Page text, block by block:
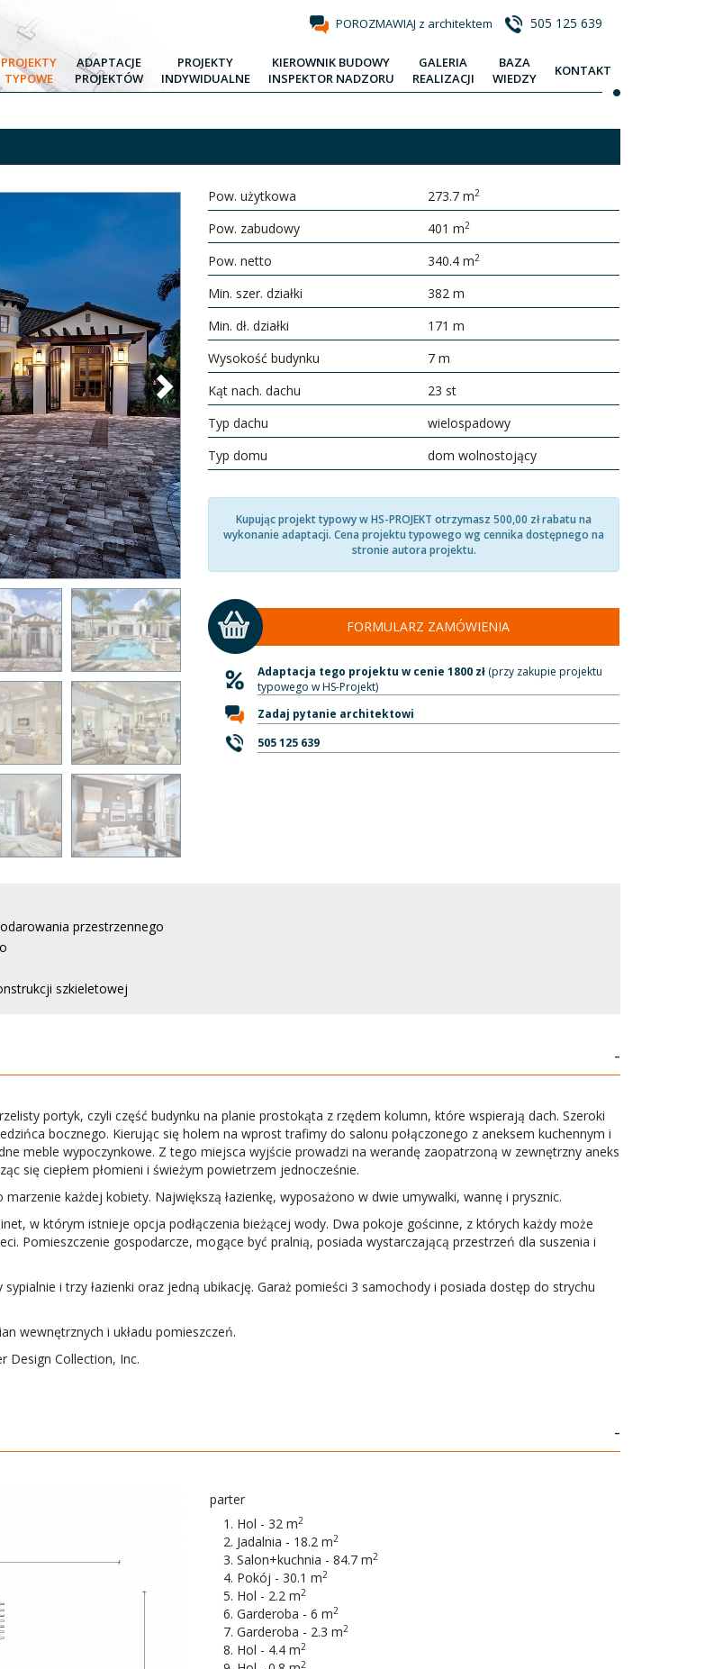
POROZMAWIAJ z architektem 505 125 639
PROJEKTY
TYPOWE
ADAPTACJE
PROJEKTÓW
PROJEKTY
INDYWIDUALNE
KIEROWNIK BUDOWY
INSPEKTOR NADZORU
GALERIA
REALIZACJI
BAZA
WIEDZY
KONTAKT
Next
Pow. użytkowa 273.7 m2
Pow. zabudowy 401 m2
Pow. netto 340.4 m2
Min. szer. działki
382 m
Min. dł. działki
171 m
Wysokość budynku
7 m
Kąt nach. dachu
23 st
Typ dachu
wielospadowy
Typ domu
dom wolnostojący
Kupując projekt typowy w HS-PROJEKT otrzymasz 500,00 zł rabatu na
wykonanie adaptacji. Cena projektu typowego wg cennika dostępnego na
stronie autora projektu.
FORMULARZ ZAMÓWIENIA
Adaptacja tego projektu w cenie 1800 zł(przy zakupie projektu
typowego w HS-Projekt)
Zadaj pytanie architektowi
505 125 639
przestrzennego
szkieletowej
-
portyk, czyli część budynku na planie prostokąta z rzędem kolumn, które wspierają dach. Szeroki
bocznego. Kierując się holem na wprost trafimy do salonu połączonego z aneksem kuchennym i
meble wypoczynkowe. Z tego miejsca wyjście prowadzi na werandę zaopatrzoną w zewnętrzny aneks
się ciepłem płomieni i świeżym powietrzem jednocześnie.
każdej kobiety. Największą łazienkę, wyposażono w dwie umywalki, wannę i prysznic.
w którym istnieje opcja podłączenia bieżącej wody. Dwa pokoje gościnne, z których każdy może
Pomieszczenie gospodarcze, mogące być pralnią, posiada wystarczającą przestrzeń dla suszenia i
i trzy łazienki oraz jedną ubikację. Garaż pomieści 3 samochody i posiada dostęp do strychu
wewnętrznych i układu pomieszczeń.
Design Collection, Inc.
-
parter
Hol - 32 m2
Jadalnia - 18.2 m2
Salon+kuchnia - 84.7 m2
Pokój - 30.1 m2
Hol - 2.2 m2
Garderoba - 6 m2
Garderoba - 2.3 m2
Hol - 4.4 m2
2